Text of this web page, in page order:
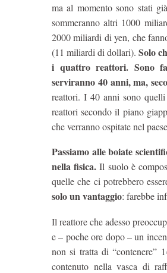
ma al momento sono stati
sommeranno altri 1000
2000 miliardi di yen, che
(11 miliardi di dollari).Solo
i quattro reattori. Sono
serviranno 40 anni, ma,
reattori. I 40 anni sono
reattori secondo il piano
che verranno ospitate nel
Passiamo alle boiate
nella fisica. Il suolo è
quelle che ci potrebbero
solo un vantaggio: farebbe
Il reattore che adesso
e – poche ore dopo – un
non si tratta di “contenere”
contenuto nella vasca di